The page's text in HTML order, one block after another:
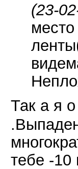
(23-
Так а я
тебе -10